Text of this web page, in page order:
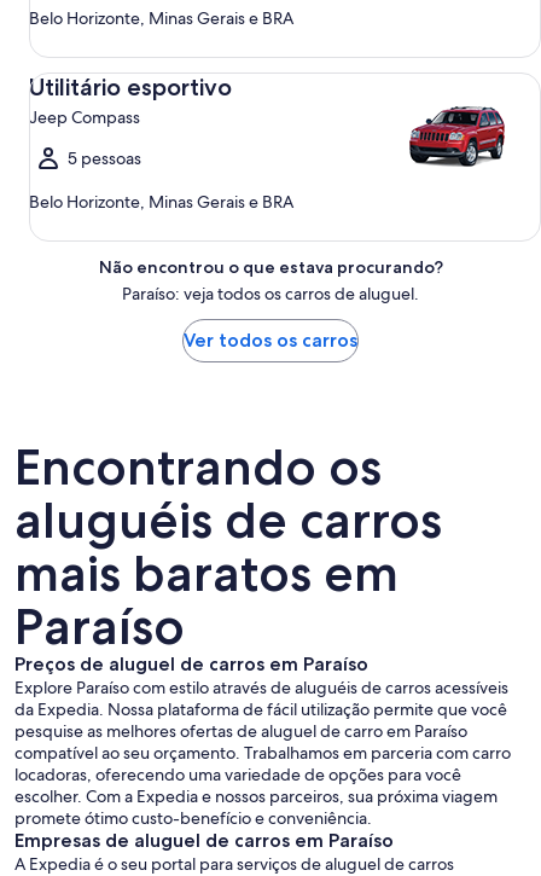
Belo Horizonte, Minas Gerais e BRA
Utilitário esportivo
Jeep Compass
5 pessoas
Belo Horizonte, Minas Gerais e BRA
Utilitário esportivo Jeep Compass
Não encontrou o que estava procurando?
Paraíso: veja todos os carros de aluguel.
Ver todos os carros
Encontrando os
aluguéis de carros
mais baratos em
Paraíso
Preços de aluguel de carros em Paraíso
Explore Paraíso com estilo através de aluguéis de carros acessíveis
da Expedia. Nossa plataforma de fácil utilização permite que você
pesquise as melhores ofertas de aluguel de carro em Paraíso
compatível ao seu orçamento. Trabalhamos em parceria com carro
locadoras, oferecendo uma variedade de opções para você
escolher. Com a Expedia e nossos parceiros, sua próxima viagem
promete ótimo custo-benefício e conveniência.
Empresas de aluguel de carros em Paraíso
A Expedia é o seu portal para serviços de aluguel de carros